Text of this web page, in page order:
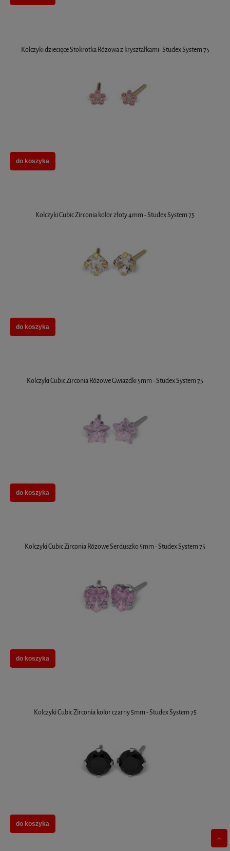
Kolczyki dziecięce Stokrotka Różowa z kryształkami- Studex System 75
do koszyka
Kolczyki Cubic Zirconia kolor złoty 4mm - Studex System 75
do koszyka
Kolczyki Cubic Zirconia Różowe Gwiazdki 5mm - Studex System 75
do koszyka
Kolczyki Cubic Zirconia Różowe Serduszko 5mm - Studex System 75
do koszyka
Kolczyki Cubic Zirconia kolor czarny 5mm - Studex System 75
do koszyka